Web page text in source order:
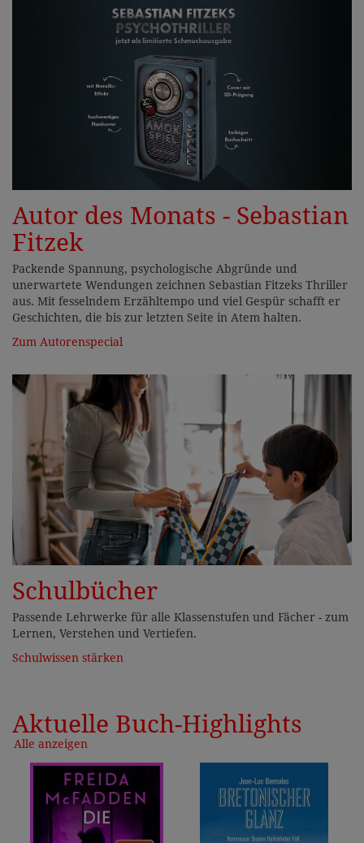
Autor des Monats - Sebastian
Fitzek
Packende Spannung, psychologische Abgründe und
unerwartete Wendungen zeichnen Sebastian Fitzeks Thriller
aus. Mit fesselndem Erzähltempo und viel Gespür schafft er
Geschichten, die bis zur letzten Seite in Atem halten.
Zum Autorenspecial
Schulbücher
Passende Lehrwerke für alle Klassenstufen und Fächer - zum
Lernen, Verstehen und Vertiefen.
Schulwissen stärken
Aktuelle Buch-Highlights
Alle anzeigen